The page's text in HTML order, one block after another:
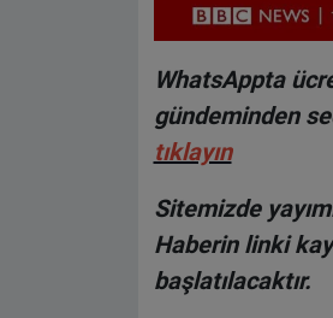
WhatsAppta
gündeminden
tıklayın
Sitemizde
Haberin linki
başlatılacaktır.